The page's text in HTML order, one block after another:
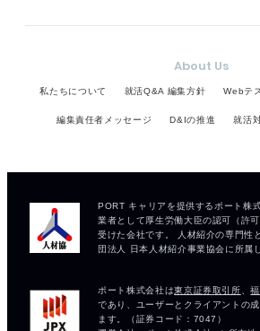
About Us
私たちについて 就活Q&A 編集方針 Webテ
編集責任者メッセージ D&Iの推進 就活